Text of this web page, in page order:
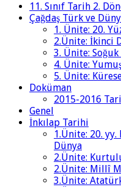
11. Sınıf Tarih 2.
Çağdaş Türk ve
1. Ünite: 20.
2.Ünite: İkinci
3. Ünite: Soğuk
4. Ünite:
5. Ünite:
Doküman
2015-2016
Genel
İnkılap Tarihi
1.Ünite: 20. yy.
Dünya
2.Ünite:
2.Ünite: Millî
3.Ünite: